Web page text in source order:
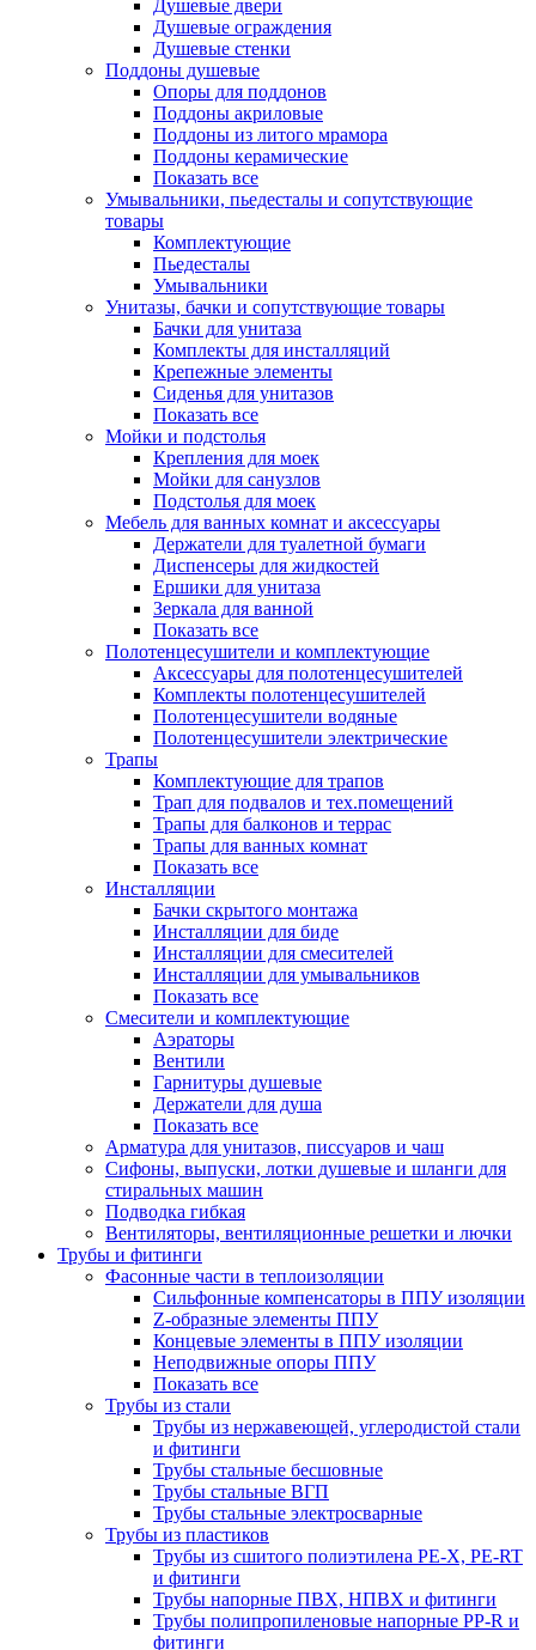
Душевые двери
Душевые ограждения
Душевые стенки
Поддоны душевые
Опоры для поддонов
Поддоны акриловые
Поддоны из литого мрамора
Поддоны керамические
Показать все
Умывальники, пьедесталы и сопутствующие
товары
Комплектующие
Пьедесталы
Умывальники
Унитазы, бачки и сопутствующие товары
Бачки для унитаза
Комплекты для инсталляций
Крепежные элементы
Сиденья для унитазов
Показать все
Мойки и подстолья
Крепления для моек
Мойки для санузлов
Подстолья для моек
Мебель для ванных комнат и аксессуары
Держатели для туалетной бумаги
Диспенсеры для жидкостей
Ершики для унитаза
Зеркала для ванной
Показать все
Полотенцесушители и комплектующие
Аксессуары для полотенцесушителей
Комплекты полотенцесушителей
Полотенцесушители водяные
Полотенцесушители электрические
Трапы
Комплектующие для трапов
Трап для подвалов и тех.помещений
Трапы для балконов и террас
Трапы для ванных комнат
Показать все
Инсталляции
Бачки скрытого монтажа
Инсталляции для биде
Инсталляции для смесителей
Инсталляции для умывальников
Показать все
Смесители и комплектующие
Аэраторы
Вентили
Гарнитуры душевые
Держатели для душа
Показать все
Арматура для унитазов, писсуаров и чаш
Сифоны, выпуски, лотки душевые и шланги для
стиральных машин
Подводка гибкая
Вентиляторы, вентиляционные решетки и лючки
Трубы и фитинги
Фасонные части в теплоизоляции
Cильфонные компенсаторы в ППУ изоляции
Z-образные элементы ППУ
Концевые элементы в ППУ изоляции
Неподвижные опоры ППУ
Показать все
Трубы из стали
Трубы из нержавеющей, углеродистой стали
и фитинги
Трубы стальные бесшовные
Трубы стальные ВГП
Трубы стальные электросварные
Трубы из пластиков
Трубы из сшитого полиэтилена PE-X, PE-RT
и фитинги
Трубы напорные ПВХ, НПВХ и фитинги
Трубы полипропиленовые напорные PP-R и
фитинги